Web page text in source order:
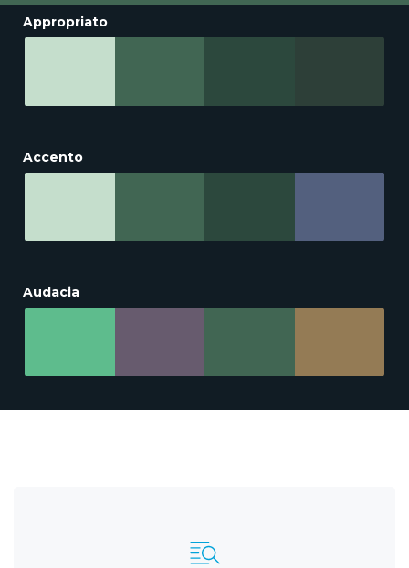
Appropriato
Accento
Audacia